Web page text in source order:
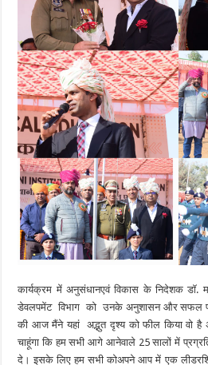
कार्यक्रम में अनुसंधानएवं विकास के निदेशक डॉ.
डेवलपमेंट विभाग को उनके अनुशासन और सफल
की आज मैंने यहां अद्भुत दृश्य को फील किया वो
चाहूंगा कि हम सभी आगे आनेवाले 25 सालों में
दे। इसके लिए हम सभी कोअपने आप में एक